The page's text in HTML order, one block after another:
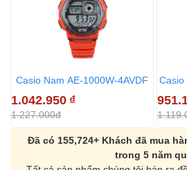
Casio Nam AE-1000W-4AVDF
1.042.950 ₫
1.227.000đ
Casio
Đã có 155,724+ Khách đã mua
trong 5 năm